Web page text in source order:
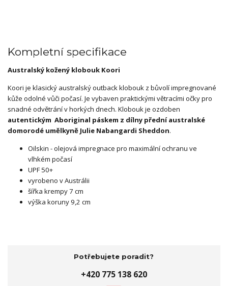
Kompletní specifikace
Australský kožený klobouk Koori
Koori je klasický australský outback klobouk z bůvolí impregnované
kůže odolné vůči počasí. Je vybaven praktickými větracími očky pro
snadné odvětrání v horkých dnech. Klobouk je ozdoben
autentickým Aboriginal páskem z dílny přední australské
domorodé umělkyně Julie Nabangardi Sheddon.
Oilskin - olejová impregnace pro maximální ochranu ve
vlhkém počasí
UPF 50+
vyrobeno v Austrálii
šířka krempy 7 cm
výška koruny 9,2 cm
Potřebujete poradit?
+420 775 138 620